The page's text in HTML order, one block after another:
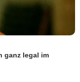
ganz legal im